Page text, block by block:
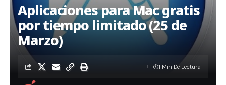
Aplicaciones para Mac gratis
por tiempo limitado (25 de
Marzo)
1 Min De Lectura